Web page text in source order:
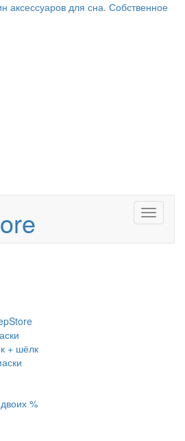
аксессуаров для сна. Собственное
Menu
+ шёлк
%